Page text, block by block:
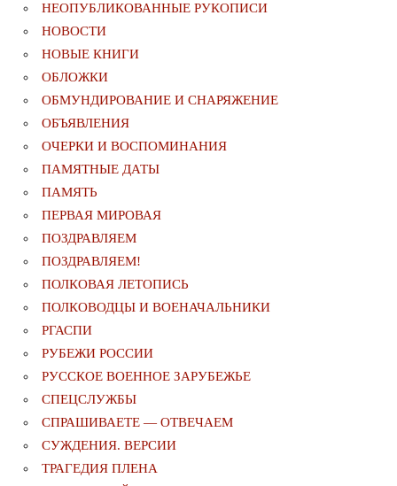
НЕОПУБЛИКОВАННЫЕ РУКОПИСИ
НОВОСТИ
НОВЫЕ КНИГИ
ОБЛОЖКИ
ОБМУНДИРОВАНИЕ И СНАРЯЖЕНИЕ
ОБЪЯВЛЕНИЯ
ОЧЕРКИ И ВОСПОМИНАНИЯ
ПАМЯТНЫЕ ДАТЫ
ПАМЯТЬ
ПЕРВАЯ МИРОВАЯ
ПОЗДРАВЛЯЕМ
ПОЗДРАВЛЯЕМ!
ПОЛКОВАЯ ЛЕТОПИСЬ
ПОЛКОВОДЦЫ И ВОЕНАЧАЛЬНИКИ
РГАСПИ
РУБЕЖИ РОССИИ
РУССКОЕ ВОЕННОЕ ЗАРУБЕЖЬЕ
СПЕЦСЛУЖБЫ
СПРАШИВАЕТЕ — ОТВЕЧАЕМ
СУЖДЕНИЯ. ВЕРСИИ
ТРАГЕДИЯ ПЛЕНА